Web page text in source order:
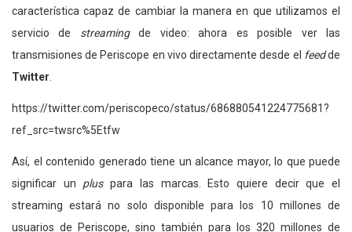
característica capaz de cambiar la manera en que utilizamos el
servicio de streamingde video: ahora es posible ver las
transmisiones de Periscope en vivo directamente desde el feedde
Twitter.
https://twitter.com/periscopeco/status/686880541224775681?
ref_src=twsrc%5Etfw
Así, el contenido generado tiene un alcance mayor, lo que puede
significar un pluspara las marcas. Esto quiere decir que el
streaming estará no solo disponible para los 10 millones de
usuarios de Periscope, sino también para los 320 millones de